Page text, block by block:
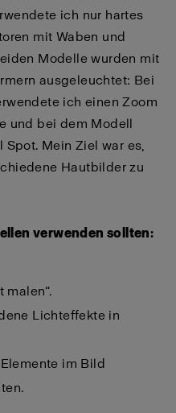
ich nur hartes
mit Waben und
Modelle wurden mit
ausgeleuchtet: Bei
ich einen Zoom
und bei dem Modell
Mein Ziel war es,
Hautbilder zu
verwenden sollten:
malen“.
Lichteffekte in
im Bild